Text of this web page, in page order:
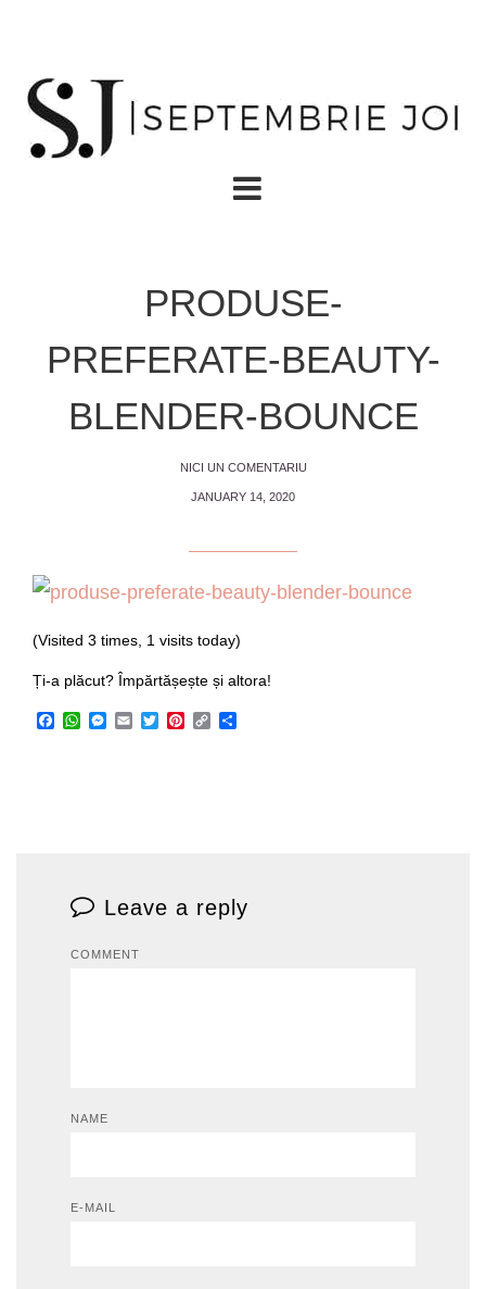
PRODUSE-
PREFERATE-BEAUTY-
BLENDER-BOUNCE
NICI UN COMENTARIU
JANUARY 14, 2020
(Visited 3 times, 1 visits today)
Ți-a plăcut? Împărtășește și altora!
Facebook
WhatsApp
Messenger
EmailTwitterPinterest
Copy
Leave a reply
COMMENT
NAME
E-MAIL